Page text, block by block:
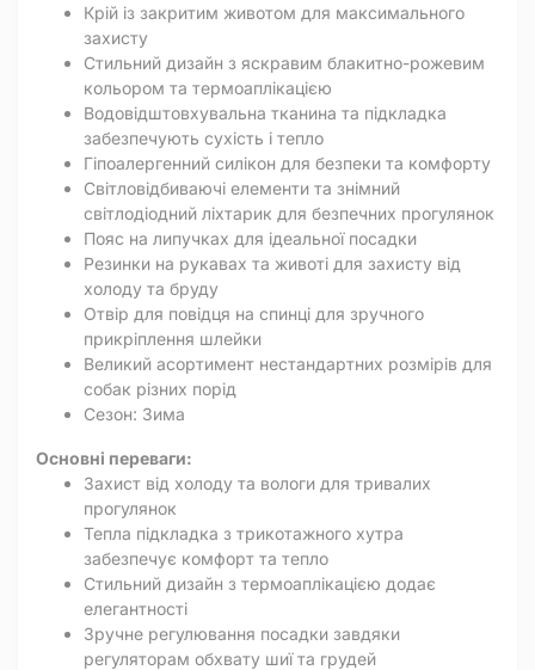
Крій із закритим животом для максимального
захисту
Стильний дизайн з яскравим блакитно-рожевим
кольором та термоаплікацією
Водовідштовхувальна тканина та підкладка
забезпечують сухість і тепло
Гіпоалергенний силікон для безпеки та комфорту
Світловідбиваючі елементи та знімний
світлодіодний ліхтарик для безпечних прогулянок
Пояс на липучках для ідеальної посадки
Резинки на рукавах та животі для захисту від
холоду та бруду
Отвір для повідця на спинці для зручного
прикріплення шлейки
Великий асортимент нестандартних розмірів для
собак різних порід
Сезон: Зима
Основні переваги:
Захист від холоду та вологи для тривалих
прогулянок
Тепла підкладка з трикотажного хутра
забезпечує комфорт та тепло
Стильний дизайн з термоаплікацією додає
елегантності
Зручне регулювання посадки завдяки
регуляторам обхвату шиї та грудей